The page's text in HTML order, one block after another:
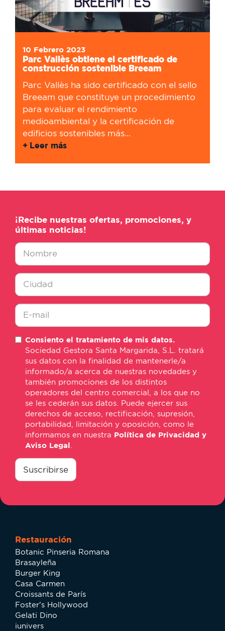
10 Febrero 2023
Parc Vallès obtiene el certificado de
construcción sostenible Breeam
Parc Vallès ha sido certificado con el sello
Breeam que constituye un procedimiento
para evaluar el rendimiento
medioambiental y la certificación de
edificios sostenibles más...
Leer más
¡Recibe nuestras ofertas, promociones, y
últimas noticias!
Nombre
Ciudad
mail
Consiento el tratamiento de mis datos.
Sociedad Gestora Santa Margarida, S.L. tratará
sus datos con la finalidad de mantenerle/a
informado/a acerca de nuestras novedades y
también promociones de los distintos
operadores del centro comercial, a los que no
se les cederán sus datos. Puede ejercer sus
derechos de acceso, rectificación, supresión,
portabilidad, limitación y oposición, como le
informamos en nuestra Política de Privacidad y
Aviso Legal
consentimiento
Suscribirse
Restauración
Botanic Pinseria Romana
Brasayleña
Burger King
Casa Carmen
Croissants de París
Foster's Hollywood
Gelati Dino
iunivers